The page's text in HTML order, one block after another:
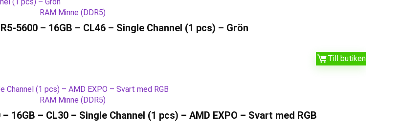
RAM Minne (DDR5)
5600 – 16GB – CL46 – Single Channel (1 pcs) – Grön
Till butiken
RAM Minne (DDR5)
16GB – CL30 – Single Channel (1 pcs) – AMD EXPO – Svart med RGB